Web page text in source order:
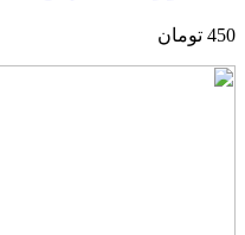
450 تومان